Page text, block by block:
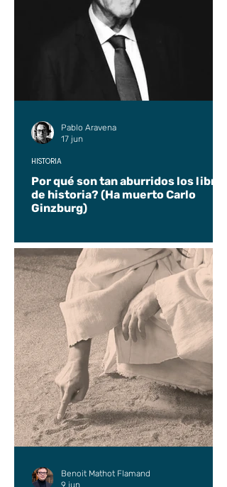
Por qué son tan aburridos los libros
de historia? (Ha muerto Carlo
Ginzburg)
HISTORIA
Pablo Aravena
17 jun
Benoit Mathot Flamand